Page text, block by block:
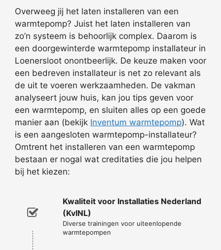
Overweeg jij het laten installeren van een
warmtepomp? Juist het laten installeren van
zo’n systeem is behoorlijk complex. Daarom is
een doorgewinterde warmtepomp installateur in
Loenersloot onontbeerlijk. De keuze maken voor
een bedreven installateur is net zo relevant als
de uit te voeren werkzaamheden. De vakman
analyseert jouw huis, kan jou tips geven voor
een warmtepomp, en sluiten alles op een goede
manier aan (bekijk Inventum warmtepomp). Wat
is een aangesloten warmtepomp-installateur?
Omtrent het installeren van een warmtepomp
bestaan er nogal wat creditaties die jou helpen
bij het kiezen:
Kwaliteit voor Installaties Nederland
(KvINL)
Diverse trainingen voor uiteenlopende
warmtepompen